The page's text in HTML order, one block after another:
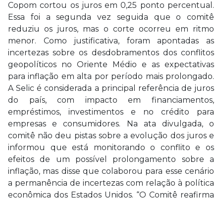
Copom cortou os juros em 0,25 ponto percentual.
Essa foi a segunda vez seguida que o comitê
reduziu os juros, mas o corte ocorreu em ritmo
menor. Como justificativa, foram apontadas as
incertezas sobre os desdobramentos dos conflitos
geopolíticos no Oriente Médio e as expectativas
para inflação em alta por período mais prolongado.
A Selic é considerada a principal referência de juros
do país, com impacto em financiamentos,
empréstimos, investimentos e no crédito para
empresas e consumidores. Na ata divulgada, o
comitê não deu pistas sobre a evolução dos juros e
informou que está monitorando o conflito e os
efeitos de um possível prolongamento sobre a
inflação, mas disse que colaborou para esse cenário
a permanência de incertezas com relação à política
econômica dos Estados Unidos. “O Comitê reafirma